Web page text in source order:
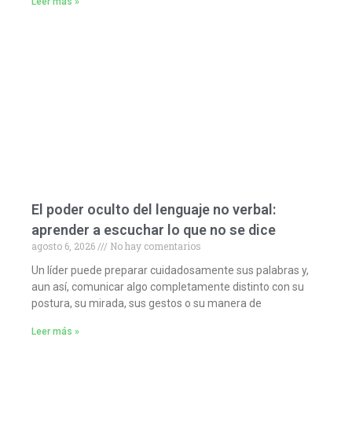
El poder oculto del lenguaje no verbal:
aprender a escuchar lo que no se dice
agosto 6, 2026
No hay comentarios
Un líder puede preparar cuidadosamente sus palabras y,
aun así, comunicar algo completamente distinto con su
postura, su mirada, sus gestos o su manera de
Leer más »